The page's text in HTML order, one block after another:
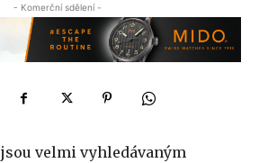
- Komerční sdělení -
jsou velmi vyhledávaným